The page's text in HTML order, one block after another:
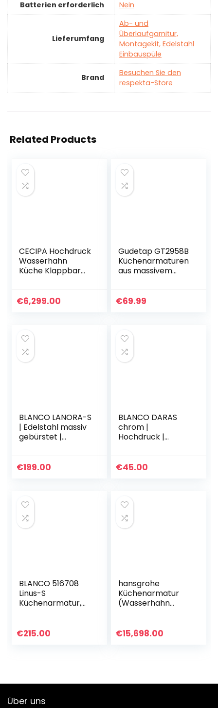
Batterien erforderlich ‎Nein
Lieferumfang
‎Ab- und
Überlaufgarnitur,
Montagekit, Edelstahl
Einbauspüle
Brand
Besuchen Sie den
respekta-Store
Related Products
CECIPA Hochdruck
Wasserhahn
Küche Klappbar
Klappbar mit 2
Drehbare,
Armatur Küche
Unterfenster,
€6,299.00
Gudetap GT2958B
Küchenarmaturen
aus massivem
Herunterziehen
€69.99
BLANCO LANORA-S
| Edelstahl massiv
gebürstet |
Schlauch |
Gesicherte
Wasserqualität &
Wassersparend
€199.00
BLANCO DARAS
chrom |
Hochdruck |
Kartusche |
€45.00
BLANCO 516708
Linus-S
Küchenarmatur,
€215.00
hansgrohe
Küchenarmatur
(Wasserhahn
hoher
€15,698.00
Über uns